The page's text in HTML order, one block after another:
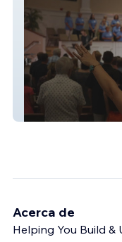
PVN Church
Acerca de
Helping You Build